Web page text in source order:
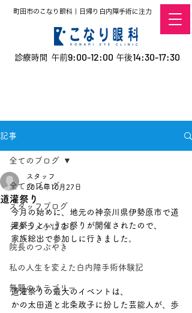
町田市のこなり眼科｜日帰り白内障手術に注力
診療時間 午前9:00-12:00 午後14:30-17:30
記事
全てのブログ
スタッフブログ
デタラメ小ばなし
院長のつぶやき
私の人生を変えた白内障手術体験記
無題のカテゴリー
全てのブログ
道灌祭り
スタッフ
2016年10月27日
今月の始めに、地元の神奈川県伊勢原市で道
灌祭りというお祭りが開催されたので、
家族総出で参加しに行きました。
道灌祭りの最大のイベントは、
かの太田道と北条政子に扮した芸能人が、歩